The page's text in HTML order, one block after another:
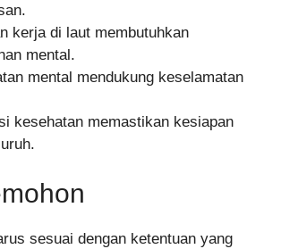
kerja di laut membutuhkan
mental.
mental mendukung keselamatan
kesehatan memastikan kesiapan
sesuai dengan ketentuan yang